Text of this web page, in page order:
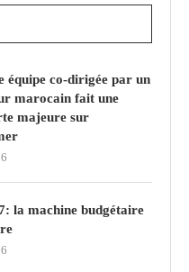
équipe co-dirigée par un
marocain fait une
majeure sur
la machine budgétaire